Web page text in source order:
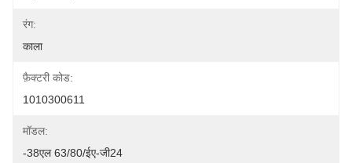
रंग:
काला
फ़ैक्टरी कोड:
1010300611
मॉडल:
-38एल 63/80/ईए-जी24